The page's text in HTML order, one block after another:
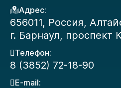
Адрес:
656011, Россия,
г. Барнаул, проспект
Телефон:
8 (3852) 72-18-90
E-mail: